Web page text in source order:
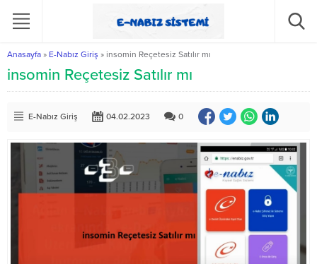
Anasayfa » E-Nabız Giriş » insomin Reçetesiz Satılır mı
insomin Reçetesiz Satılır mı
E-Nabız Giriş 04.02.2023 0